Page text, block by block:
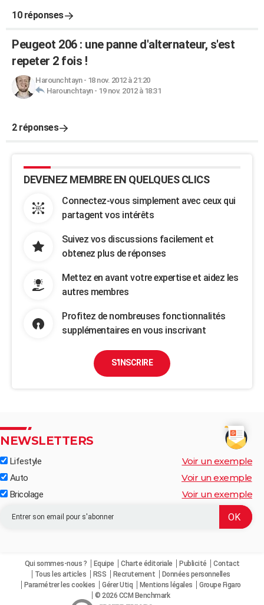
10 réponses
Peugeot 206 : une panne d'alternateur, s'est
repeter 2 fois !
Harounchtayn- 18 nov. 2012 à 21:20
Harounchtayn- 19 nov. 2012 à 18:31
2 réponses
DEVENEZ MEMBRE EN QUELQUES CLICS
Connectez-vous simplement avec ceux qui
partagent vos intérêts
Suivez vos discussions facilement et
obtenez plus de réponses
Mettez en avant votre expertise et aidez les
autres membres
Profitez de nombreuses fonctionnalités
supplémentaires en vous inscrivant
S'INSCRIRE
NEWSLETTERS
Lifestyle Voir un exemple
Auto Voir un exemple
Bricolage Voir un exemple
Qui sommes-nous ? Equipe Charte éditoriale Publicité
Contact
Tous les articles
RSS Recrutement
Données personnelles
Paramétrer les cookies
Gérer Utiq Mentions légales
Groupe Figaro
© 2026 CCM Benchmark